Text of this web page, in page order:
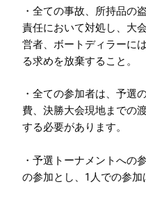
・全ての事故、所持品の
責任において対処し、大
営者、ボートディラーに
る求めを放棄すること。
・全ての参加者は、予選
費、決勝大会現地までの
する必要があります。
・予選トーナメントへの
の参加とし、1人での参加